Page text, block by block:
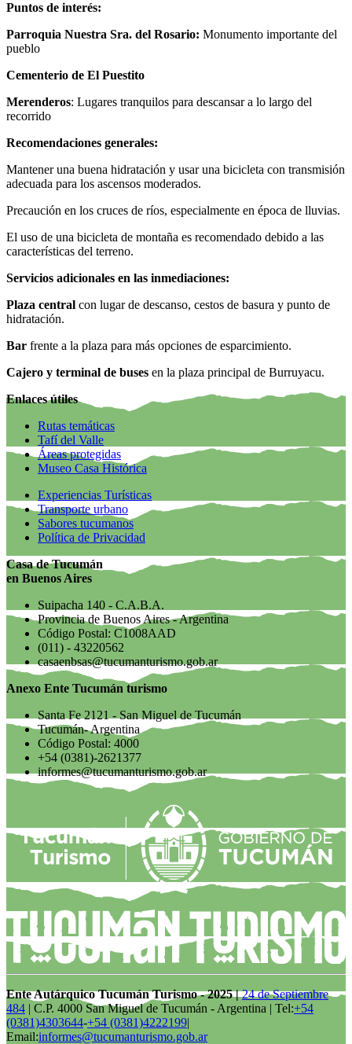
Puntos de interés:
Parroquia Nuestra Sra. del Rosario: Monumento importante del
pueblo
Cementerio de El Puestito
Merenderos: Lugares tranquilos para descansar a lo largo del
recorrido
Recomendaciones generales:
Mantener una buena hidratación y usar una bicicleta con transmisión
adecuada para los ascensos moderados.
Precaución en los cruces de ríos, especialmente en época de lluvias.
El uso de una bicicleta de montaña es recomendado debido a las
características del terreno.
Servicios adicionales en las inmediaciones:
Plaza central con lugar de descanso, cestos de basura y punto de
hidratación.
Bar frente a la plaza para más opciones de esparcimiento.
Cajero y terminal de buses en la plaza principal de Burruyacu.
Enlaces útiles
Rutas temáticas
Tafí del Valle
Áreas protegidas
Museo Casa Histórica
Experiencias Turísticas
Transporte urbano
Sabores tucumanos
Política de Privacidad
Casa de Tucumán
en Buenos Aires
Suipacha 140 - C.A.B.A.
Provincia de Buenos Aires - Argentina
Código Postal: C1008AAD
(011) - 43220562
casaenbsas@tucumanturismo.gob.ar
Anexo Ente Tucumán turismo
Santa Fe 2121 - San Miguel de Tucumán
Tucumán- Argentina
Código Postal: 4000
+54 (0381)-2621377
informes@tucumanturismo.gob.ar
Ente Autárquico Tucumán Turismo - 2025 |24 de Septiembre
484 | C.P. 4000 San Miguel de Tucumán - Argentina | Tel:+54
(0381)4303644-+54 (0381)4222199|
Email:informes@tucumanturismo.gob.ar